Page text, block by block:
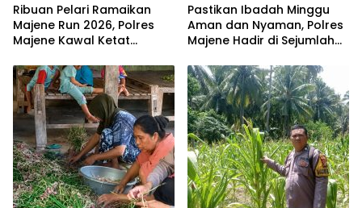
Ribuan Pelari Ramaikan
Majene Run 2026, Polres
Majene Kawal Ketat
Pastikan Ibadah Minggu
Aman dan Nyaman, Polres
Majene Hadir di Sejumlah